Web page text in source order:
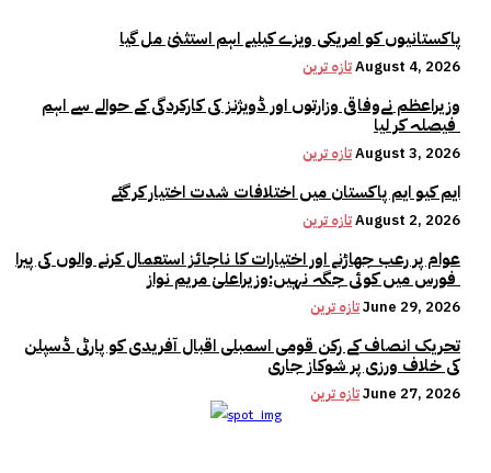
پاکستانیوں کو امریکی ویزے کیلیے اہم استثنیٰ مل گیا
تازہ ترینAugust 4, 2026
وزیراعظم نےوفاقی وزارتوں اور ڈویژنز کی کارکردگی کے حوالے سے اہم
تازہ ترینAugust 3, 2026
ایم کیو ایم پاکستان میں اختلافات شدت اختیار کر گئے
تازہ ترینAugust 2, 2026
عوام پر رعب جھاڑنے اور اختیارات کا ناجائز استعمال کرنے والوں کی پیرا
تازہ ترینJune 29, 2026
تحریک انصاف کے رکن قومی اسمبلی اقبال آفریدی کو پارٹی ڈسپلن
کی خلاف ورزی پر شوکاز جاری
تازہ ترینJune 27, 2026